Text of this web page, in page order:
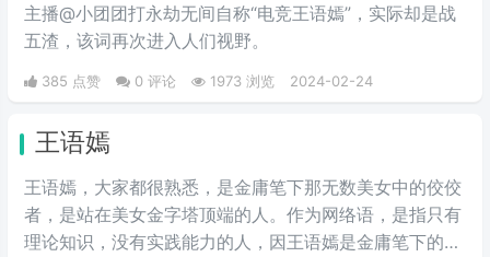
主播@小团团打永劫无间自称“电竞王语嫣”，实际却是战
五渣，该词再次进入人们视野。
385 点赞 0 评论 1973 浏览 2024-02-24
王语嫣
王语嫣，大家都很熟悉，是金庸笔下那无数美女中的佼佼
者，是站在美女金字塔顶端的人。作为网络语，是指只有
理论知识，没有实践能力的人，因王语嫣是金庸笔下的武